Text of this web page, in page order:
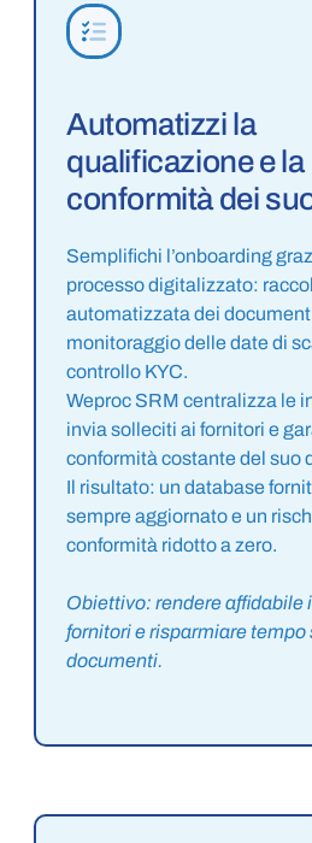
Automatizzi la
qualificazione e la
conformità dei
Semplifichi l’onboarding
processo digitalizzato:
automatizzata dei
monitoraggio delle date di
controllo KYC.
Weproc SRM centralizza le
invia solleciti ai fornitori e
conformità costante del suo
Il risultato: un database
sempre aggiornato e un
conformità ridotto a zero.
Obiettivo: rendere affidabile
fornitori e risparmiare tempo
documenti.